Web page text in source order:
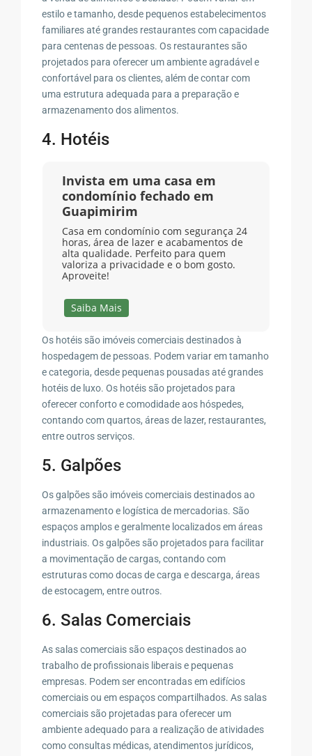
estilo e tamanho, desde pequenos estabelecimentos
familiares até grandes restaurantes com capacidade
para centenas de pessoas. Os restaurantes são
projetados para oferecer um ambiente agradável e
confortável para os clientes, além de contar com
uma estrutura adequada para a preparação e
armazenamento dos alimentos.
4. Hotéis
Invista em uma casa em
condomínio fechado em
Guapimirim
Casa em condomínio com segurança 24
horas, área de lazer e acabamentos de
alta qualidade. Perfeito para quem
valoriza a privacidade e o bom gosto.
Aproveite!
Saiba Mais
Os hotéis são imóveis comerciais destinados à
hospedagem de pessoas. Podem variar em tamanho
e categoria, desde pequenas pousadas até grandes
hotéis de luxo. Os hotéis são projetados para
oferecer conforto e comodidade aos hóspedes,
contando com quartos, áreas de lazer, restaurantes,
entre outros serviços.
5. Galpões
Os galpões são imóveis comerciais destinados ao
armazenamento e logística de mercadorias. São
espaços amplos e geralmente localizados em áreas
industriais. Os galpões são projetados para facilitar
a movimentação de cargas, contando com
estruturas como docas de carga e descarga, áreas
de estocagem, entre outros.
6. Salas Comerciais
As salas comerciais são espaços destinados ao
trabalho de profissionais liberais e pequenas
empresas. Podem ser encontradas em edifícios
comerciais ou em espaços compartilhados. As salas
comerciais são projetadas para oferecer um
ambiente adequado para a realização de atividades
como consultas médicas, atendimentos jurídicos,